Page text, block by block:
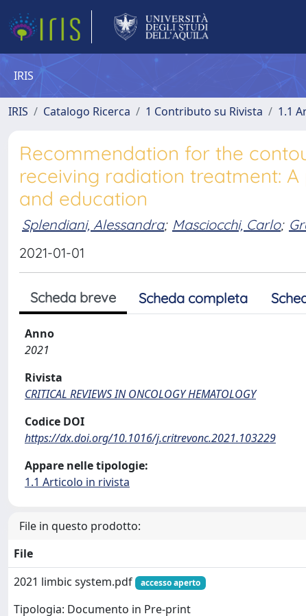
IRIS
IRIS Catalogo Ricerca 1 Contributo su Rivista 1.1
Recommendation for the
receiving radiation treatment:
and education
Splendiani, Alessandra; Masciocchi, Carlo;
2021-01-01
Scheda breve Scheda completa
Anno
2021
Rivista
CRITICAL REVIEWS IN ONCOLOGY HEMATOLOGY
Codice DOI
https://dx.doi.org/10.1016/j.critrevonc.2021.103229
Appare nelle tipologie:
1.1 Articolo in rivista
File in questo prodotto:
File
2021 limbic system.pdf
accesso aperto
Tipologia: Documento in Pre-print